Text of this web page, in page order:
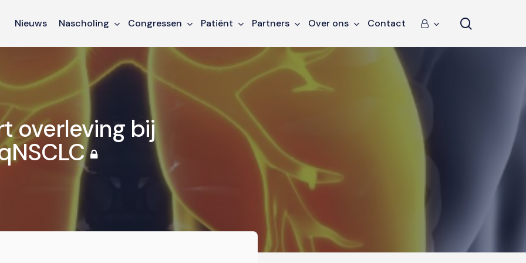
Nieuws Nascholing Congressen Patiënt Partners Over ons Contact
overleving bij